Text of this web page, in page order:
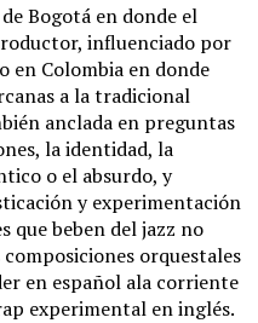
Bogotá en donde el
influenciado por
en Colombia en donde
a la tradicional
anclada en preguntas
la identidad, la
o el absurdo, y
y experimentación
que beben del jazz no
orquestales
en español ala corriente
experimental en inglés.